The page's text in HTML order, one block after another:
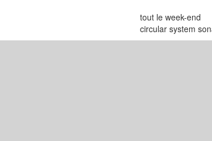
tout le week-end
circular system